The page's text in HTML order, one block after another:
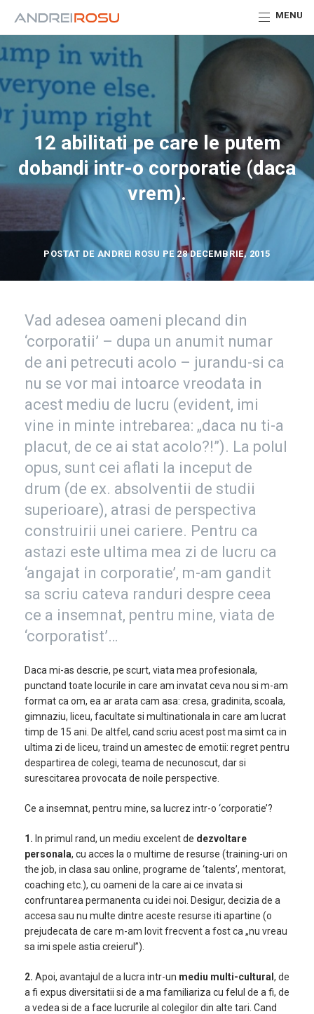
MENU
12 abilitati pe care le putem
dobandi intr-o corporatie (daca
vrem).
POSTAT DE ANDREI ROSU PE 28 DECEMBRIE, 2015
Vad adesea oameni plecand din
‘corporatii’ – dupa un anumit numar
de ani petrecuti acolo – jurandu-si ca
nu se vor mai intoarce vreodata in
acest mediu de lucru (evident, imi
vine in minte intrebarea: „daca nu ti-a
placut, de ce ai stat acolo?!”). La polul
opus, sunt cei aflati la inceput de
drum (de ex. absolventii de studii
superioare), atrasi de perspectiva
construirii unei cariere. Pentru ca
astazi este ultima mea zi de lucru ca
‘angajat in corporatie’, m-am gandit
sa scriu cateva randuri despre ceea
ce a insemnat, pentru mine, viata de
‘corporatist’…
Daca mi-as descrie, pe scurt, viata mea profesionala,
punctand toate locurile in care am invatat ceva nou si m-am
format ca om, ea ar arata cam asa: cresa, gradinita, scoala,
gimnaziu, liceu, facultate si multinationala in care am lucrat
timp de 15 ani. De altfel, cand scriu acest post ma simt ca in
ultima zi de liceu, traind un amestec de emotii: regret pentru
despartirea de colegi, teama de necunoscut, dar si
surescitarea provocata de noile perspective.
Ce a insemnat, pentru mine, sa lucrez intr-o ‘corporatie’?
1. In primul rand, un mediu excelent de dezvoltare
personala, cu acces la o multime de resurse (training-uri on
the job, in clasa sau online, programe de ‘talents’, mentorat,
coaching etc.), cu oameni de la care ai ce invata si
confruntarea permanenta cu idei noi. Desigur, decizia de a
accesa sau nu multe dintre aceste resurse iti apartine (o
prejudecata de care m-am lovit frecvent a fost ca „nu vreau
sa imi spele astia creierul”).
2. Apoi, avantajul de a lucra intr-un mediu multi-cultural , de
a fi expus diversitatii si de a ma familiariza cu felul de a fi, de
a vedea si de a face lucrurile al colegilor din alte tari. Cand